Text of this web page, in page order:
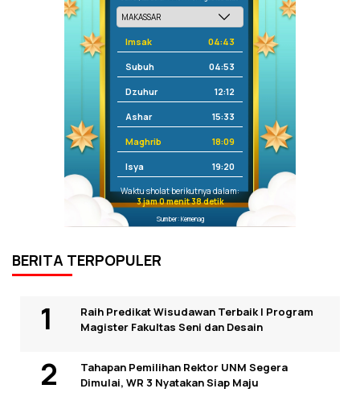
Imsak 04:43
Subuh 04:53
Dzuhur 12:12
Ashar 15:33
Maghrib 18:09
Isya 19:20
Waktu sholat berikutnya dalam:
3 jam 0 menit 38 detik
Sumber: Kemenag
BERITA TERPOPULER
Raih Predikat Wisudawan Terbaik I Program
Magister Fakultas Seni dan Desain
Tahapan Pemilihan Rektor UNM Segera
Dimulai, WR 3 Nyatakan Siap Maju